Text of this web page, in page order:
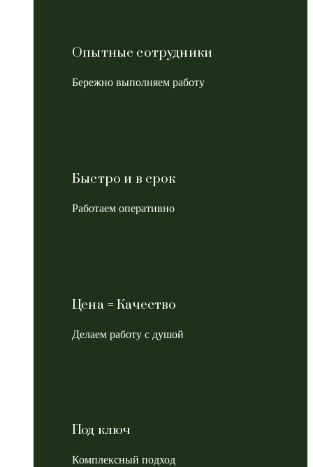
Опытные сотрудники
Бережно выполняем работу
Быстро и в срок
Работаем оперативно
Цена = Качество
Делаем работу с душой
Под ключ
Комплексный подход